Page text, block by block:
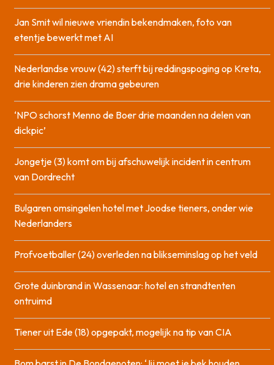
Jan Smit wil nieuwe vriendin bekendmaken, foto van
etentje bewerkt met AI
Nederlandse vrouw (42) sterft bij reddingspoging op Kreta,
drie kinderen zien drama gebeuren
‘NPO schorst Menno de Boer drie maanden na delen van
dickpic’
Jongetje (3) komt om bij afschuwelijk incident in centrum
van Dordrecht
Bulgaren omsingelen hotel met Joodse tieners, onder wie
Nederlanders
Profvoetballer (24) overleden na blikseminslag op het veld
Grote duinbrand in Wassenaar: hotel en strandtenten
ontruimd
Tiener uit Ede (18) opgepakt, mogelijk na tip van CIA